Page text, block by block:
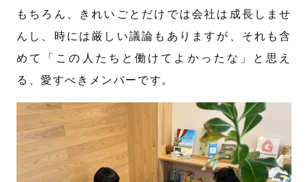
もちろん、きれいごとだけでは会社は成長しませ
んし、時には厳しい議論もありますが、それも含
めて「この人たちと働けてよかったな」と思え
る、愛すべきメンバーです。